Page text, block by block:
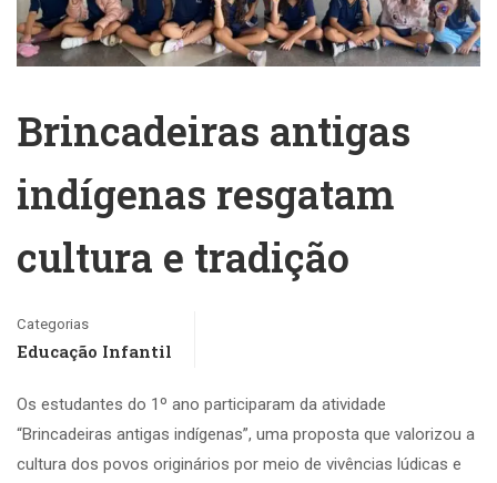
Brincadeiras antigas
indígenas resgatam
cultura e tradição
Categorias
Educação Infantil
Os estudantes do 1º ano participaram da atividade
“Brincadeiras antigas indígenas”, uma proposta que valorizou a
cultura dos povos originários por meio de vivências lúdicas e